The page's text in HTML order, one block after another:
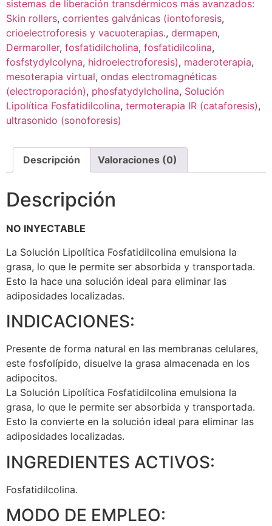
sistemas de liberación transdérmicos más avanzados:
Skin rollers, corrientes galvánicas (iontoforesis,
crioelectroforesis y vacuoterapias., dermapen,
Dermaroller, fosfatidilcholina, fosfatidilcolina,
fosfstydylcolyna, hidroelectroforesis), maderoterapia,
mesoterapia virtual, ondas electromagnéticas
(electroporación), phosfatydylcholina, Solución
Lipolítica Fosfatidilcolina, termoterapia IR (cataforesis),
ultrasonido (sonoforesis)
Descripción Valoraciones (0)
Descripción
NO INYECTABLE
La Solución Lipolítica Fosfatidilcolina emulsiona la
grasa, lo que le permite ser absorbida y transportada.
Esto la hace una solución ideal para eliminar las
adiposidades localizadas.
INDICACIONES:
Presente de forma natural en las membranas celulares,
este fosfolípido, disuelve la grasa almacenada en los
adipocitos.
La Solución Lipolítica Fosfatidilcolina emulsiona la
grasa, lo que le permite ser absorbida y transportada.
Esto la convierte en la solución ideal para eliminar las
adiposidades localizadas.
INGREDIENTES ACTIVOS:
Fosfatidilcolina.
MODO DE EMPLEO: